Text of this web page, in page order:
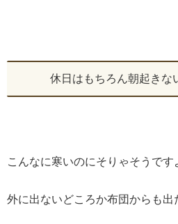
休日はもちろん朝起きな
こんなに寒いのにそりゃそうです
外に出ないどころか布団からも出